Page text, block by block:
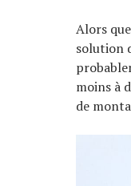
Alors
solution
moins à
de